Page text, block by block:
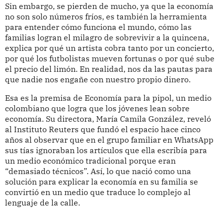
Sin embargo, se pierden de mucho, ya que la economía
no son solo números fríos, es también la herramienta
para entender cómo funciona el mundo, cómo las
familias logran el milagro de sobrevivir a la quincena,
explica por qué un artista cobra tanto por un concierto,
por qué los futbolistas mueven fortunas o por qué sube
el precio del limón. En realidad, nos da las pautas para
que nadie nos engañe con nuestro propio dinero.
Esa es la premisa de Economía para la pipol, un medio
colombiano que logra que los jóvenes lean sobre
economía. Su directora, María Camila González, reveló
al Instituto Reuters que fundó el espacio hace cinco
años al observar que en el grupo familiar en WhatsApp
sus tías ignoraban los artículos que ella escribía para
un medio económico tradicional porque eran
“demasiado técnicos”. Así, lo que nació como una
solución para explicar la economía en su familia se
convirtió en un medio que traduce lo complejo al
lenguaje de la calle.